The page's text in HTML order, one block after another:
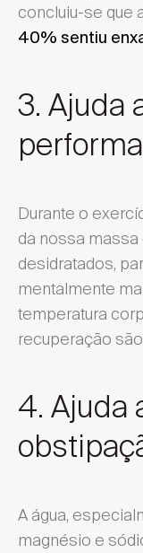
concluiu-se que
40% sentiu
3. Ajuda
Durante o
da nossa
desidratados,
mentalmente
temperatura
recuperação
4. Ajuda
A água,
magnésio e